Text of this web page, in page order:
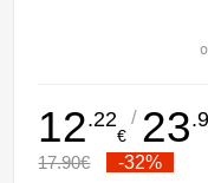
12.22
€
/ 23
17.90€ -32%